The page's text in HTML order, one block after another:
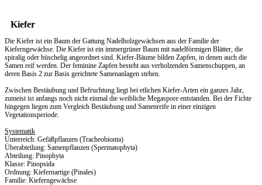
Kiefer
Die Kiefer ist ein Baum der Gattung Nadelholzgewächsen aus der Familie der
Kieferngewächse. Die Kiefer ist ein immergrüner Baum mit nadelförmigen Blätter, die
spiralig oder büschelig angeordnet sind. Kiefer-Bäume bilden Zapfen, in denen auch die
Samen reif werden. Der feminine Zapfen besteht aus verholzenden Samenschuppen, an
deren Basis 2 zur Basis gerichtete Samenanlagen stehen.
Zwischen Bestäubung und Befruchtung liegt bei etlichen Kiefer-Arten ein ganzes Jahr,
zumeist ist anfangs noch nicht einmal die weibliche Megaspore entstanden. Bei der Fichte
hingegen liegen zum Vergleich Bestäubung und Samenreife in einer einzigen
Vegetationsperiode.
Systematik
Unterreich: Gefäßpflanzen (Tracheobionta)
Überabteilung: Samenpflanzen (Spermatophyta)
Abteilung: Pinophyta
Klasse: Pinopsida
Ordnung: Kiefernartige (Pinales)
Familie: Kieferngewächse